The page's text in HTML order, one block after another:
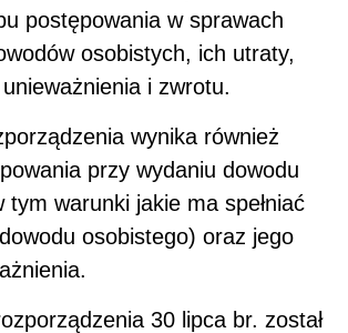
postępowania w sprawach
osobistych, ich utraty,
i zwrotu.
wynika również
przy wydaniu dowodu
tym warunki jakie ma spełniać
osobistego) oraz jego
30 lipca br. został